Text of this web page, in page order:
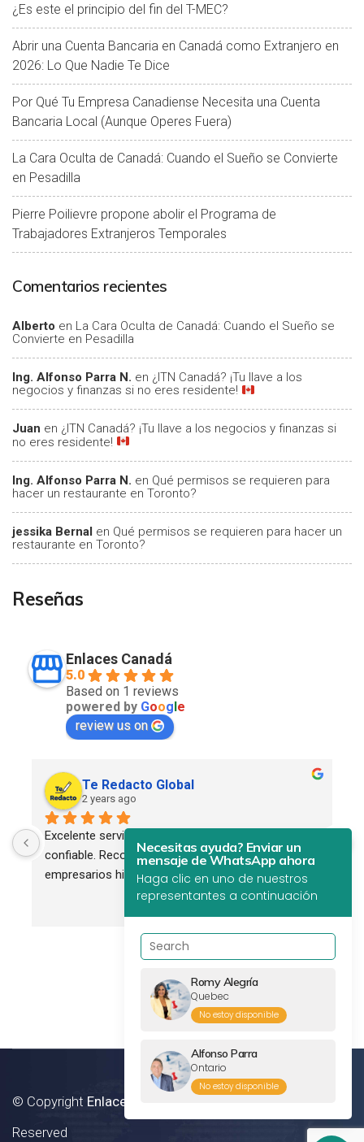
¿Es este el principio del fin del T-MEC?
Abrir una Cuenta Bancaria en Canadá como Extranjero en
2026: Lo Que Nadie Te Dice
Por Qué Tu Empresa Canadiense Necesita una Cuenta
Bancaria Local (Aunque Operes Fuera)
La Cara Oculta de Canadá: Cuando el Sueño se Convierte
en Pesadilla
Pierre Poilievre propone abolir el Programa de
Trabajadores Extranjeros Temporales
Comentarios recientes
Alberto en La Cara Oculta de Canadá: Cuando el Sueño se
Convierte en Pesadilla
Ing. Alfonso Parra N. en ¿ITN Canadá? ¡Tu llave a los
negocios y finanzas si no eres residente!
Juan en ¿ITN Canadá? ¡Tu llave a los negocios y finanzas si
no eres residente!
Ing. Alfonso Parra N. en Qué permisos se requieren para
hacer un restaurante en Toronto?
jessika Bernal en Qué permisos se requieren para hacer un
restaurante en Toronto?
Reseñas
Enlaces Canadá
5.0
Based on 1 reviews
powered by Google
review us on
Te Redacto Global
2 years ago
Excelente servicio. Profesional, eficiente y
confiable. Recomendado para todos los
empresarios hispanos.
© Copyright Enlaces Canada Inc.
Reserved
Necesitas ayuda? Enviar un
mensaje de WhatsApp ahora
Haga clic en uno de nuestros
representantes a continuación
Romy Alegría
Quebec
No estoy disponible
Alfonso Parra
Ontario
No estoy disponible